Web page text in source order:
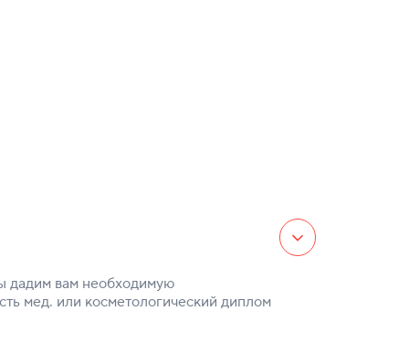
дадим вам необходимую
мед. или косметологический диплом